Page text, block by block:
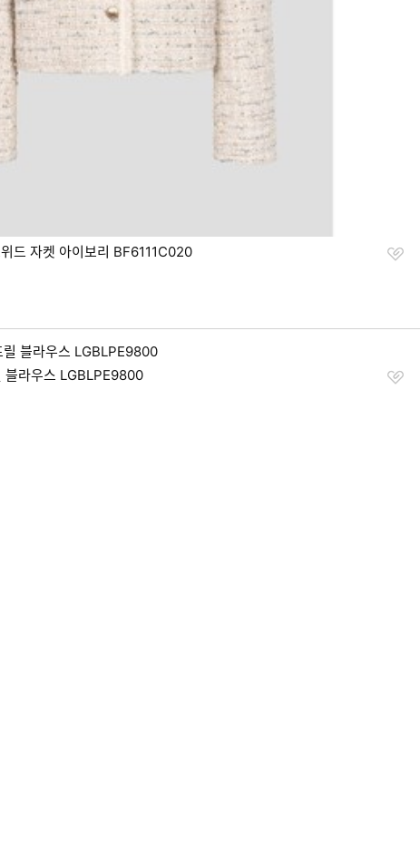
드 자켓 아이보리 BF6111C020
찜
블라우스 LGBLPE9800
찜